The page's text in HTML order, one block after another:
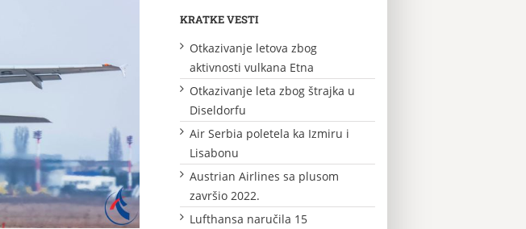
KRATKE VESTI
Otkazivanje letova zbog
aktivnosti vulkana Etna
Otkazivanje leta zbog štrajka u
Diseldorfu
Air Serbia poletela ka Izmiru i
Lisabonu
Austrian Airlines sa plusom
završio 2022.
Lufthansa naručila 15